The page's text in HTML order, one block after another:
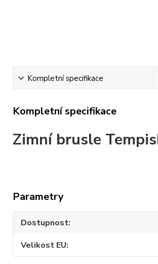
Kompletní specifikace
Kompletní specifikace
Zimní brusle
Parametry
Dostupnost
Velikost EU